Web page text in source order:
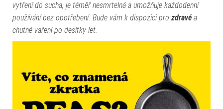
vytření do sucha, je téměř nesmrtelná a umožňuje každodenní
používání bez opotřebení. Bude vám k dispozici prozdravéa
chutné vaření po desítky let.